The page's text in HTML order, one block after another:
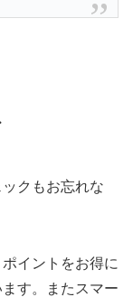
クもお忘れな
イントをお得に
す。またスマー